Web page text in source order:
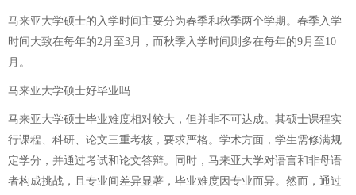
马来亚大学硕士的入学时间主要分为春季和秋季两个学期。春季入学
时间大致在每年的2月至3月，而秋季入学时间则多在每年的9月至10
月。
马来亚大学硕士好毕业吗
马来亚大学硕士毕业难度相对较大，但并非不可达成。其硕士课程实
行课程、科研、论文三重考核，要求严格。学术方面，学生需修满规
定学分，并通过考试和论文答辩。同时，马来亚大学对语言和非母语
者构成挑战，且专业间差异显著，毕业难度因专业而异。然而，通过